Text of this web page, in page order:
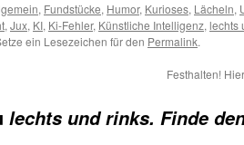
, Fundstücke, Humor, Kurioses, Lächeln,
, Jux, KI, Ki-Fehler, Künstliche Intelligenz, lechts
ein Lesezeichen für den Permalink.
Festhalten!
lechts und rinks. Finde